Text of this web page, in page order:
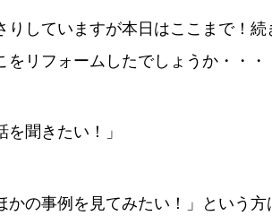
りしていますが本日はここまで！続
をリフォームしたでしょうか・・・
を聞きたい！」
かの事例を見てみたい！」という